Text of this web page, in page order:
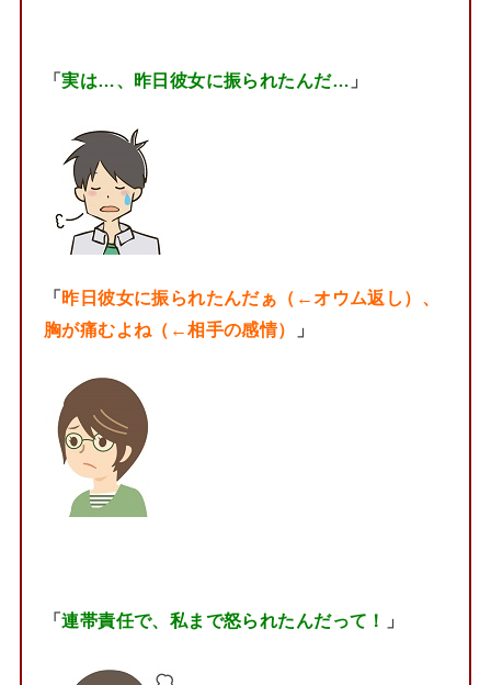
「実は…、昨日彼女に振られたんだ… 」
「昨日彼女に振られたんだぁ（←オウム返し）、
胸が痛むよね（←相手の感情）
」
「連帯責任で、私まで怒られたんだって！ 」